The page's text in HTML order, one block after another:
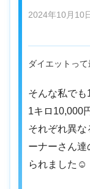
2024年10月10
ダイエットっ
そんな私で
1キロ10,000
それぞれ異な
ーナーさん
られました☺️